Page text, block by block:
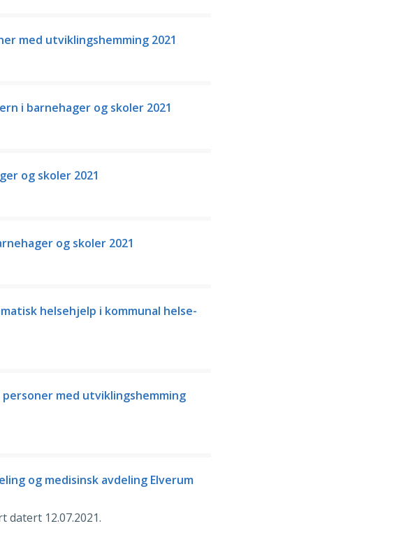
med utviklingshemming 2021
i barnehager og skoler 2021
og skoler 2021
og skoler 2021
helsehjelp i kommunal helse-
med utviklingshemming
og medisinsk avdeling Elverum
12.07.2021.